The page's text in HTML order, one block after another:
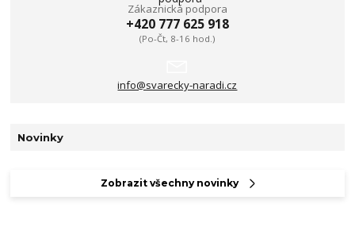
Zákaznická podpora
+420 777 625 918
(Po-Čt, 8-16 hod.)
info@svarecky-naradi.cz
Novinky
Zobrazit všechny novinky